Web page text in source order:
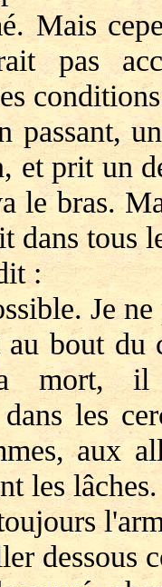
Mais
pas
et prit un
le bras.
dans tous
:
Je ne
bout du
mort, il
dans les
aux
les lâches.
dessous